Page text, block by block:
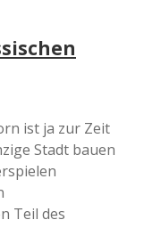
ist ja zur Zeit
Stadt bauen
Teil des